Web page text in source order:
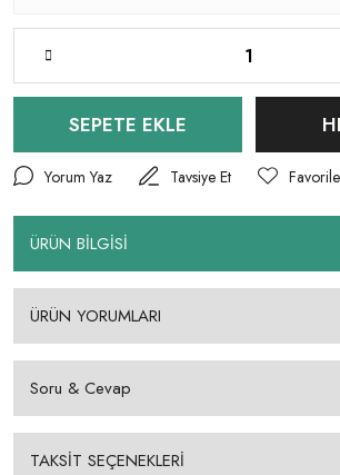
SEPETE EKLE
Yorum Yaz Tavsiye Et
ÜRÜN BİLGİSİ
ÜRÜN YORUMLARI
Soru & Cevap
TAKSİT SEÇENEKLERİ